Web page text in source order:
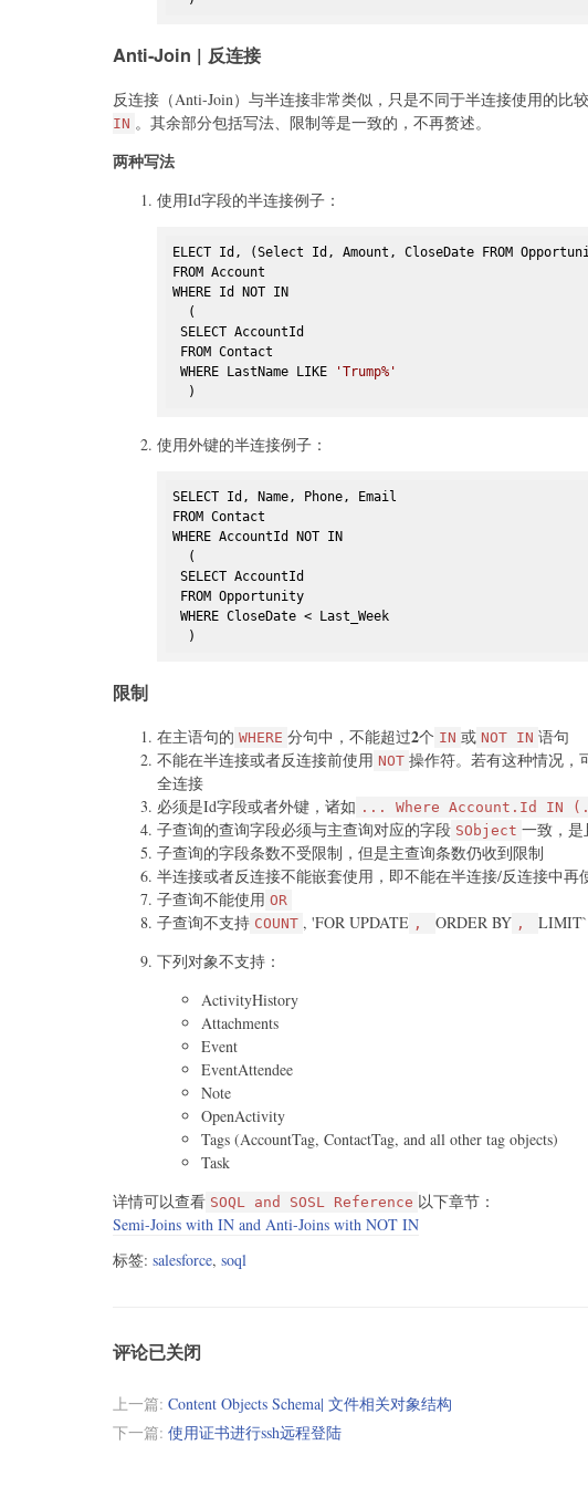
Anti-Join | 反连接
反连接（Anti-Join）与半连接非常类似，只是不同于半连接使用的比
IN 。其余部分包括写法、限制等是一致的，不再赘述。
两种写法
使用Id字段的半连接例子：
ELECT Id, (Select Id, Amount, CloseDate FROM
FROM Account
WHERE Id NOT IN
  (
SELECT AccountId
FROM Contact
WHERE LastName LIKE
'Trump%'
  )
使用外键的半连接例子：
SELECT Id, Name, Phone, Email
FROM Contact
WHERE AccountId NOT IN
  (
SELECT AccountId
FROM Opportunity
WHERE CloseDate < Last_Week
  )
限制
在主语句的 WHERE 分句中，不能超过2个 IN 或 NOT IN 语句
不能在半连接或者反连接前使用 NOT 操作符。若有这种情况，
全连接
必须是Id字段或者外键，诸如 ... Where Account.Id IN
子查询的查询字段必须与主查询对应的字段 SObject 一致，
子查询的字段条数不受限制，但是主查询条数仍收到限制
半连接或者反连接不能嵌套使用，即不能在半连接/反连接中再
子查询不能使用 OR
子查询不支持 COUNT , 'FOR UPDATE , ORDER BY ,
LIMIT`
下列对象不支持：
ActivityHistory
Attachments
Event
EventAttendee
Note
OpenActivity
Tags (AccountTag, ContactTag, and all other tag objects)
Task
详情可以查看 SOQL and SOSL Reference 以下章节：
Semi-Joins with IN and Anti-Joins with NOT IN
标签: salesforce, soql
评论已关闭
上一篇: Content Objects Schema| 文件相关对象结构
下一篇: 使用证书进行ssh远程登陆